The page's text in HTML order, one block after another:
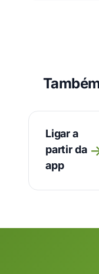
Ligar a
partir da
app